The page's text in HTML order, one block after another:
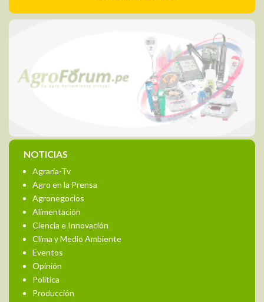
NOTICIAS
Agraria-Tv
Agro en la Prensa
Agronegocios
Alimentación
Ciencia e Innovación
Clima y Medio Ambiente
Eventos
Opinión
Política
Producción